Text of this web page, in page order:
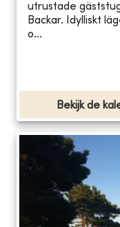
utrustade
Backar. Idylliskt
o...
Bekijk de